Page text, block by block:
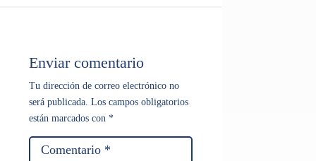
Enviar comentario
Tu dirección de correo electrónico no
será publicada. Los campos obligatorios
están marcados con *